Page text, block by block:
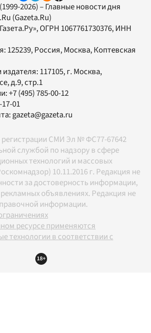
2026) – Главные новости дня
(Gazeta.Ru)
, ОГРН 1067761730376, ИНН
125239, Россия, Москва, Коптевская
издателя: 117105, г. Москва,
д.9, стр.1
+7 (495) 785-00-12
01
gazeta@gazeta.ru
регистрации СМИ Эл № ФС77-67642
службой по надзору в сфере
технологий и массовых
10.11.2016 г. Редакция не
за достоверность информации,
объявлениях. Редакция не
информации.
ресурсе применяются
технологии в соответствии с
18+